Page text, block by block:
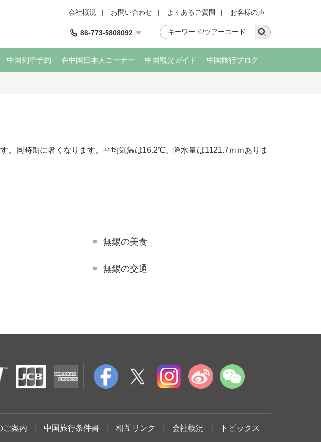
会社概況 | お問い合わせ | よくあるご質問 | お客様の声
86-773-5808092
中国列車予約 在中国日本人コーナー 中国観光ガイド 中国旅行ブログ
。同時期に暑くなります。平均気温は16.2℃、降水量は1121.7ｍｍありま
無錫の美食
無錫の交通
ご案内 中国旅行条件書 相互リンク 会社概況 トピックス